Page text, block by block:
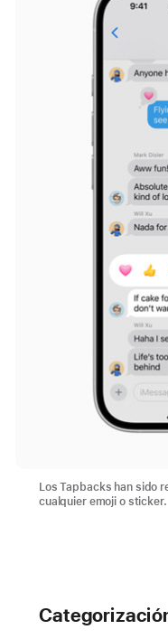
Los Tapbacks han sido
cualquier emoji o sticker.